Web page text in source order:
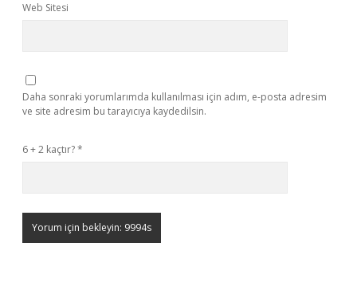
Web Sitesi
Daha sonraki yorumlarımda kullanılması için adım, e-posta adresim
ve site adresim bu tarayıcıya kaydedilsin.
6 + 2 kaçtır?*